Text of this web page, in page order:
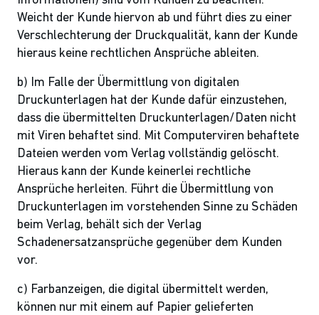
Weicht der Kunde hiervon ab und führt dies zu einer
Verschlechterung der Druckqualität, kann der Kunde
hieraus keine rechtlichen Ansprüche ableiten.
b) Im Falle der Übermittlung von digitalen
Druckunterlagen hat der Kunde dafür einzustehen,
dass die übermittelten Druckunterlagen/Daten nicht
mit Viren behaftet sind. Mit Computerviren behaftete
Dateien werden vom Verlag vollständig gelöscht.
Hieraus kann der Kunde keinerlei rechtliche
Ansprüche herleiten. Führt die Übermittlung von
Druckunterlagen im vorstehenden Sinne zu Schäden
beim Verlag, behält sich der Verlag
Schadenersatzansprüche gegenüber dem Kunden
vor.
c) Farbanzeigen, die digital übermittelt werden,
können nur mit einem auf Papier gelieferten